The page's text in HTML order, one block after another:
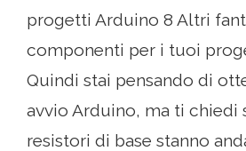
progetti Arduino 8 Altri
componenti per i tuoi
Quindi stai pensando di
avvio Arduino, ma ti chiedi
resistori di base stanno